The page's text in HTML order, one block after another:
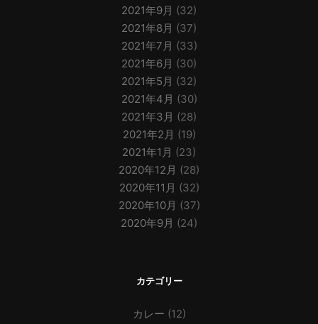
2021年9月 (32)
2021年8月 (37)
2021年7月 (33)
2021年6月 (30)
2021年5月 (32)
2021年4月 (30)
2021年3月 (28)
2021年2月 (19)
2021年1月 (23)
2020年12月 (28)
2020年11月 (32)
2020年10月 (37)
2020年9月 (24)
カテゴリー
カレー (12)